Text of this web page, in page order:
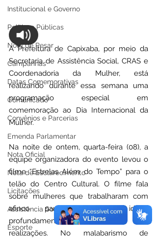
Institucional e Governo
Políticas Públicas
Nota de Pesar
Campanhas
Datas Comemorativas
Comunicado
Convênios e Parcerias
Emenda Parlamentar
Nota Oficial
Nota de Esclarecimento
Licitações
Assistência Social
Esporte
A Prefeitura de Capixaba, por meio da
Secretaria de Assistência Social, CRAS e
Coordenadoria da Mulher, está
realizando durante essa semana uma
programação especial em
comemoração ao Dia Internacional da
Mulher.
Na noite de ontem, quarta-feira (08), a
equipe organizadora do evento levou o
filme “Estrelas Além do Tempo” para o
telão do Centro Cultural. O filme fala
sobre mulheres que trabalharam com
afinco para transformar ideias
profundamente abstratas em
realizações. No malabarismo de